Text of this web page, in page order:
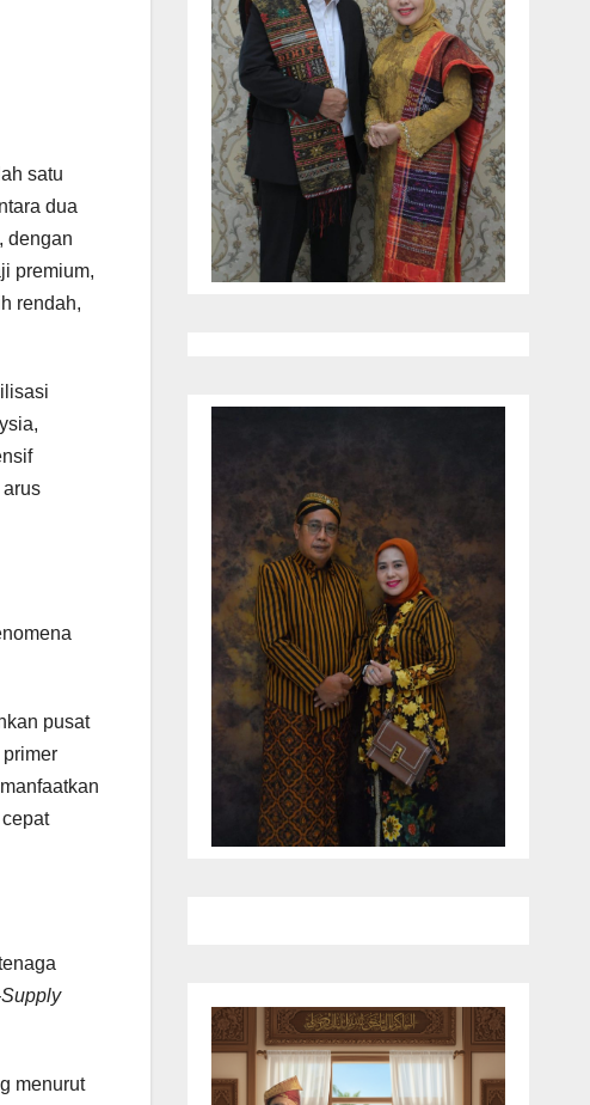
satu
dua
dengan
premium,
rendah,
pusat
menurut